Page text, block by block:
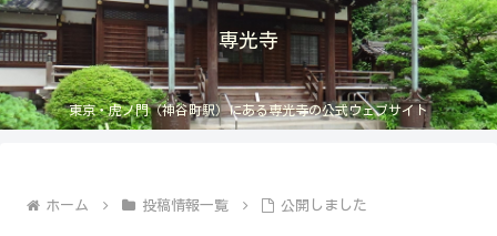
専光寺
東京・虎ノ門（神谷町駅）にある専光寺の公式ウェブサイト
ホーム 投稿情報一覧 公開しました